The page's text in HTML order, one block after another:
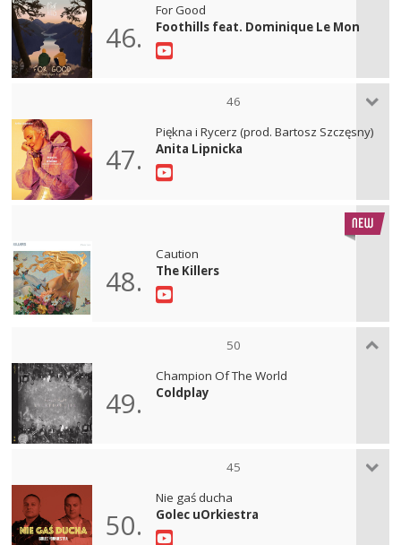
46.
For Good
Foothills feat. Dominique Le Mon
46
47.
Piękna i Rycerz (prod. Bartosz Szczęsny)
Anita Lipnicka
48.
Caution
The Killers
50
49.
Champion Of The World
Coldplay
45
50.
Nie gaś ducha
Golec uOrkiestra